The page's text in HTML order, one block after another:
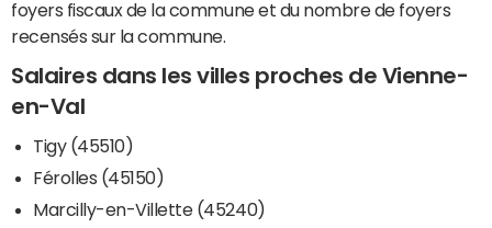
foyers fiscaux de la commune et du nombre de foyers
recensés sur la commune.
Salaires dans les villes proches de Vienne-
en-Val
Tigy (45510)
Férolles (45150)
Marcilly-en-Villette (45240)